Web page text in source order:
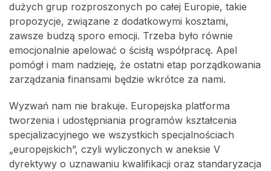
dużych grup rozproszonych po całej Europie, takie
propozycje, związane z dodatkowymi kosztami,
zawsze budzą sporo emocji. Trzeba było równie
emocjonalnie apelować o ścisłą współpracę. Apel
pomógł i mam nadzieję, że ostatni etap porządkowania
zarządzania finansami będzie wkrótce za nami.
Wyzwań nam nie brakuje. Europejska platforma
tworzenia i udostępniania programów kształcenia
specjalizacyjnego we wszystkich specjalnościach
„europejskich”, czyli wyliczonych w aneksie V
dyrektywy o uznawaniu kwalifikacji oraz standaryzacja